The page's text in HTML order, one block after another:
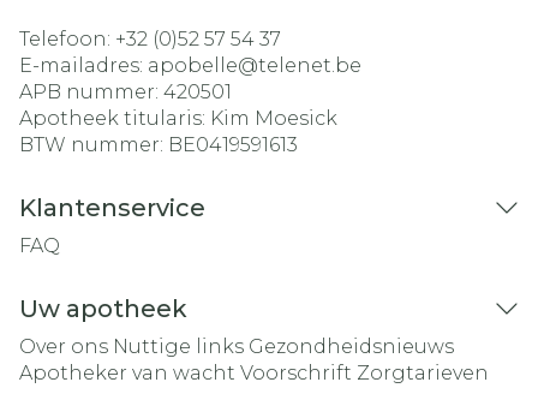
Telefoon: +32 (0)52 57 54 37
E-mailadres: apobelle@telenet.be
APB nummer: 420501
Apotheek titularis: Kim Moesick
BTW nummer: BE0419591613
Klantenservice
FAQ
Uw apotheek
Over ons Nuttige links Gezondheidsnieuws
Apotheker van wacht Voorschrift Zorgtarieven